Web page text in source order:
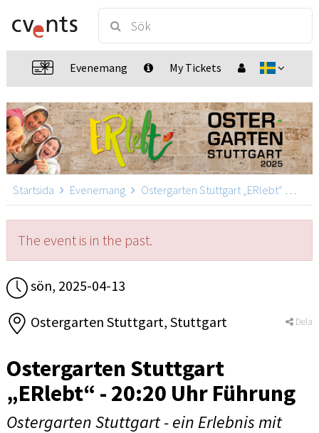
Evenemang My Tickets
Startsida Evenemang Ostergarten Stuttgart „ERlebt“
The event is in the past.
sön, 2025-04-13
Ostergarten Stuttgart, Stuttgart Dela
Ostergarten Stuttgart
„ERlebt“ - 20:20 Uhr Führung
Ostergarten Stuttgart - ein Erlebnis mit